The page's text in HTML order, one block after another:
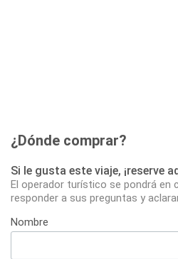
¿Dónde comprar?
Si le gusta este viaje, ¡reserve
El operador turístico se pondrá en
responder a sus preguntas y
Nombre